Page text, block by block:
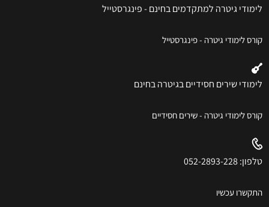
לימודי גיטרה למתקדמים בחינם - פינגרסטייל
קורס לימודי גיטרה - פינגרסטייל
לימודי שירים חסידיים בגיטרה בחינם
קורס לימודי גיטרה - שירים חסידיים
טלפון: 052-2893-228
התקשרו עכשיו